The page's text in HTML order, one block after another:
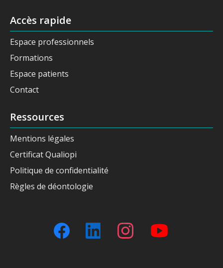
Accès rapide
Espace professionnels
Formations
Espace patients
Contact
Ressources
Mentions légales
Certificat Qualiopi
Politique de confidentialité
Règles de déontologie